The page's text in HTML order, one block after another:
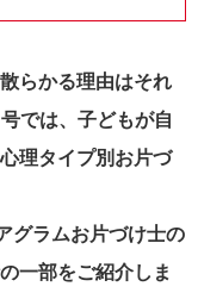
らかる理由はそれ
では、子どもが自
理タイプ別お片づ
グラムお片づけ士の
一部をご紹介しま